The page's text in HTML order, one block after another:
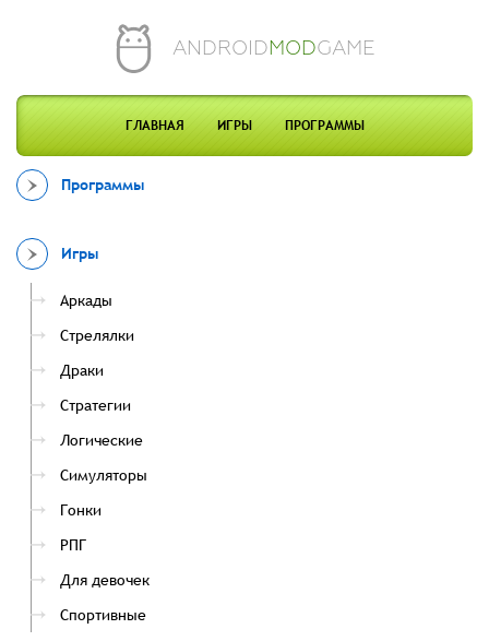
ANDROIDMODGAME
ГЛАВНАЯ ИГРЫ ПРОГРАММЫ
Программы
Игры
Аркады
Стрелялки
Драки
Стратегии
Логические
Симуляторы
Гонки
РПГ
Для девочек
Спортивные